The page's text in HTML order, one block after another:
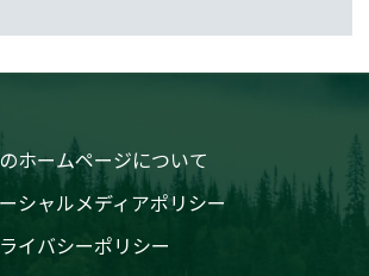
ホームページについて
シャルメディアポリシー
イバシーポリシー